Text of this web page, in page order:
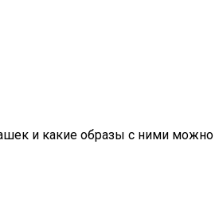
и какие образы с ними можно